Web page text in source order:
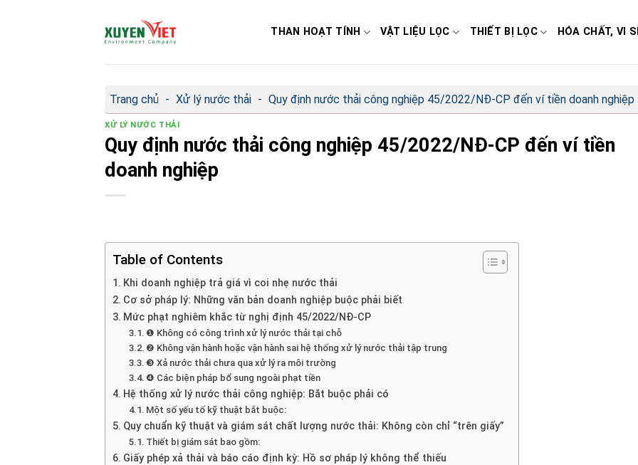
THAN HOẠT TÍNH VẬT LIỆU LỌC THIẾT BỊ LỌC HÓA CHẤT, VI
Trang chủ - Xử lý nước thải - Quy định nước thải công nghiệp 45/2022/NĐ-CP đến ví tiền doanh nghiệp
XỬ LÝ NƯỚC THẢI
Quy định nước thải công nghiệp 45/2022/NĐ-CP đến ví tiền
doanh nghiệp
Table of Contents
Khi doanh nghiệp trả giá vì coi nhẹ nước thải
Cơ sở pháp lý: Những văn bản doanh nghiệp buộc phải biết
Mức phạt nghiêm khắc từ nghị định 45/2022/NĐ-CP
❶ Không có công trình xử lý nước thải tại chỗ
❷ Không vận hành hoặc vận hành sai hệ thống xử lý nước thải tập trung
❸ Xả nước thải chưa qua xử lý ra môi trường
❹ Các biện pháp bổ sung ngoài phạt tiền
Hệ thống xử lý nước thải công nghiệp: Bắt buộc phải có
Một số yếu tố kỹ thuật bắt buộc:
Quy chuẩn kỹ thuật và giám sát chất lượng nước thải: Không còn chỉ “trên giấy”
Thiết bị giám sát bao gồm:
Giấy phép xả thải và báo cáo định kỳ: Hồ sơ pháp lý không thể thiếu